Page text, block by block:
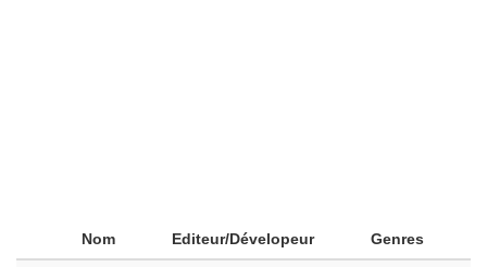
Nom Editeur/Dévelopeur Genres